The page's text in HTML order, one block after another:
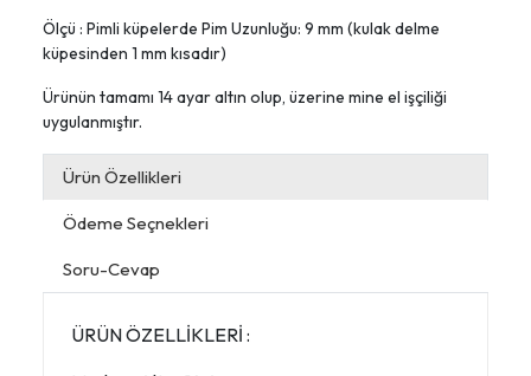
Ölçü : Pimli küpelerde Pim Uzunluğu: 9 mm (kulak delme
küpesinden 1 mm kısadır)
Ürünün tamamı 14 ayar altın olup, üzerine mine el işçiliği
uygulanmıştır.
Ürün Özellikleri
Ödeme Seçnekleri
Soru-Cevap
ÜRÜN ÖZELLİKLERİ :